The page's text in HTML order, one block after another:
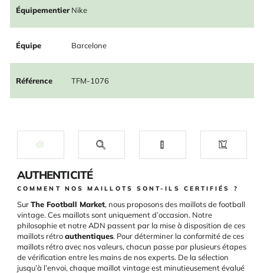
Équipementier Nike
Équipe Barcelone
Référence TFM-1076
AUTHENTICITÉ
COMMENT NOS MAILLOTS SONT-ILS CERTIFIÉS ?
SurThe Football Market, nous proposons des maillots de football
vintage. Ces maillots sont uniquement d’occasion. Notre
philosophie et notre ADN passent par la mise à disposition de ces
maillots rétroauthentiques. Pour déterminer la conformité de ces
maillots rétro avec nos valeurs, chacun passe par plusieurs étapes
de vérification entre les mains de nos experts. De la sélection
jusqu’à l’envoi, chaque maillot vintage est minutieusement évalué